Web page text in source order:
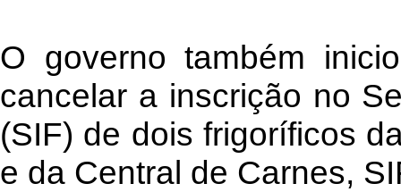
O governo também
cancelar a inscrição no
(SIF) de dois frigoríficos
e da Central de Carnes,